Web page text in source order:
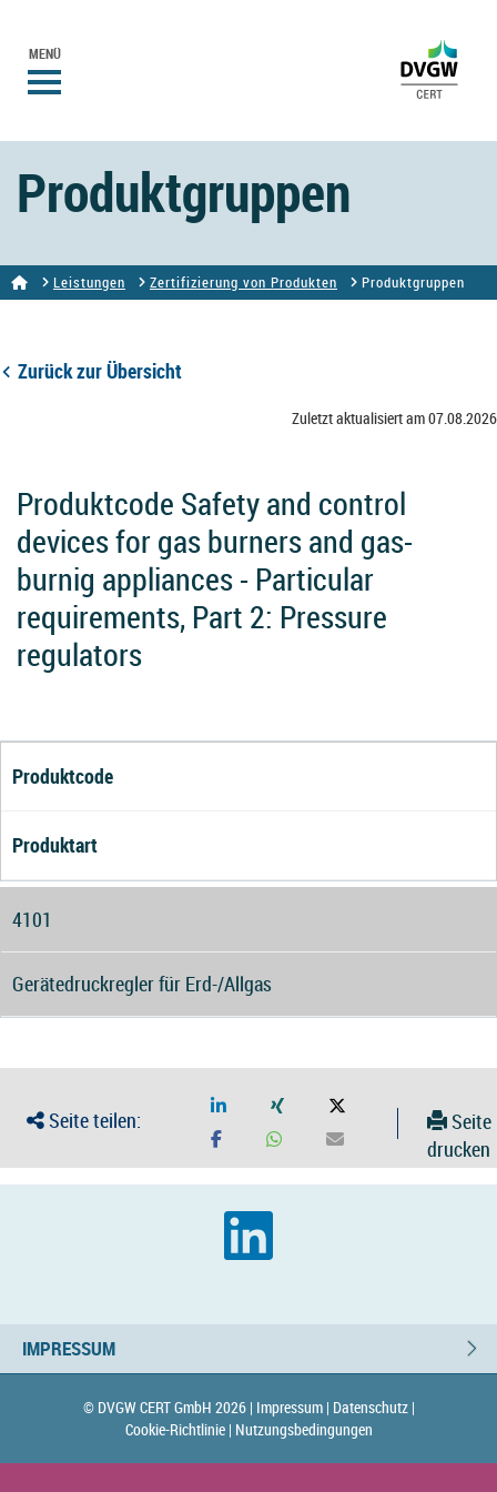
MENÜ
Produktgruppen
Leistungen Zertifizierung von Produkten Produktgruppen
Zurück zur Übersicht
Zuletzt aktualisiert am 07.08.2026
Produktcode Safety and control
devices for gas burners and gas-
burnig appliances - Particular
requirements, Part 2: Pressure
regulators
Produktcode
Produktart
4101
Gerätedruckregler für Erd-/Allgas
Seite teilen:
Seite
drucken
IMPRESSUM
© DVGW CERT GmbH 2026 | Impressum | Datenschutz |
Cookie-Richtlinie | Nutzungsbedingungen